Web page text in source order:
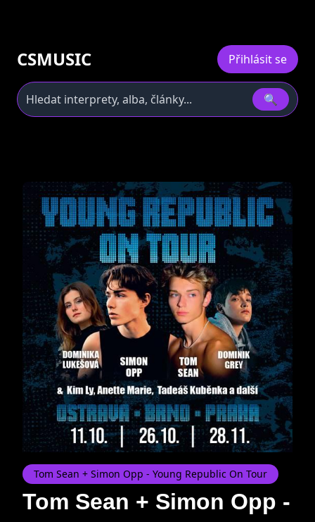
CSMUSIC Přihlásit se
🔍
Tom Sean + Simon Opp - Young Republic On Tour
Tom Sean + Simon Opp -